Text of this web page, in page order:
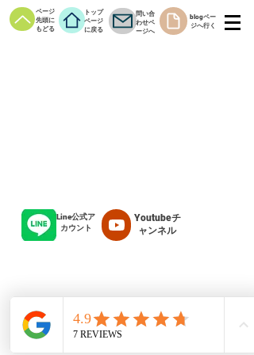
ページ
先頭に
もどる
トップ
ページ
に戻る
問い合
わせペ
ージへ
blogペー
ジへ行く
Line公式ア
カウント
Youtubeチ
ャンネル